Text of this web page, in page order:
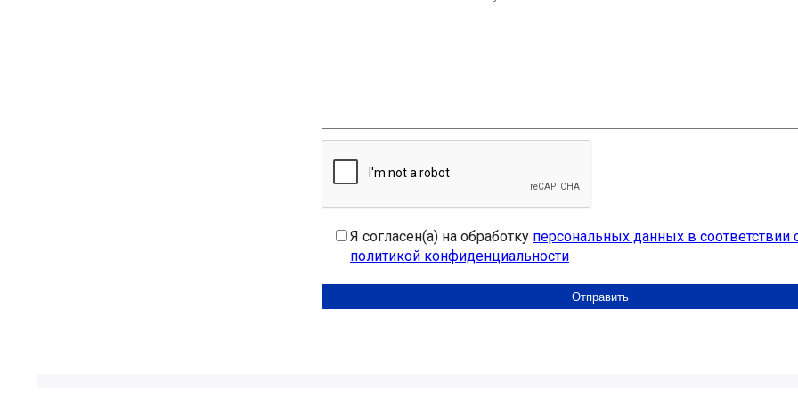
Я согласен(а) на обработку персональных данных в соответствии
политикой конфиденциальности